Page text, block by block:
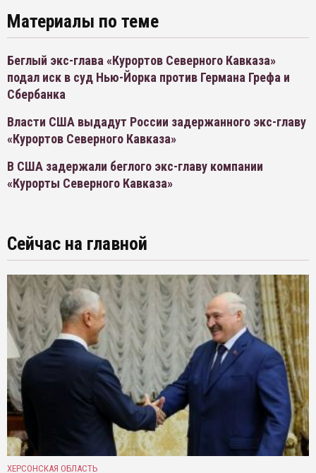
Материалы по теме
Беглый экс-глава «Курортов Северного Кавказа»
подал иск в суд Нью-Йорка против Германа Грефа и
Сбербанка
Власти США выдадут России задержанного экс-главу
«Курортов Северного Кавказа»
В США задержали беглого экс-главу компании
«Курорты Северного Кавказа»
Сейчас на главной
ХЕРСОНСКАЯ ОБЛАСТЬ